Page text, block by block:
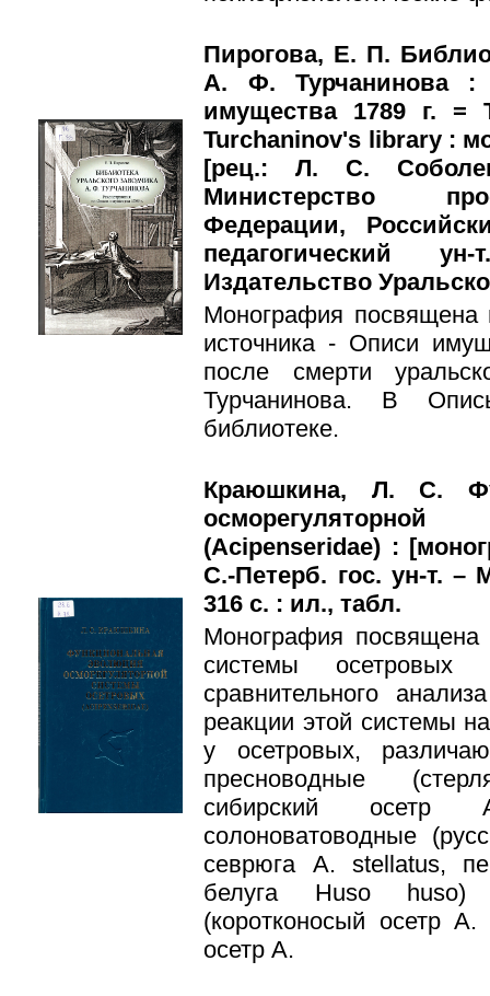
Пирогова, Е. П.
А. Ф. Турчанинова :
имущества 1789 г. =
Turchaninov's library :
[рец.: Л. С.
Министерство
Федерации,
педагогический
Издательство
Монография посвящена
источника - Описи
после смерти
Турчанинова. В
библиотеке.
Краюшкина, Л. С.
(Acipenseridae) :
С.-Петерб. гос. ун-т. –
316 с. : ил., табл.
Монография посвящена
системы осетровых
сравнительного
реакции этой системы
у осетровых,
пресноводные
сибирский осетр
солоноватоводные
севрюга A. stellatus,
белуга Huso
(коротконосый осетр A.
осетр A.